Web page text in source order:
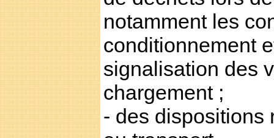
notamment les
conditionnement
signalisation des
chargement ;
- des dispositions